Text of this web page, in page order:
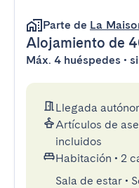
Parte de La
Alojamiento de
Máx. 4 huéspedes •
Llegada
Artículos de
incluidos
Habitación • 2
Sala de estar •